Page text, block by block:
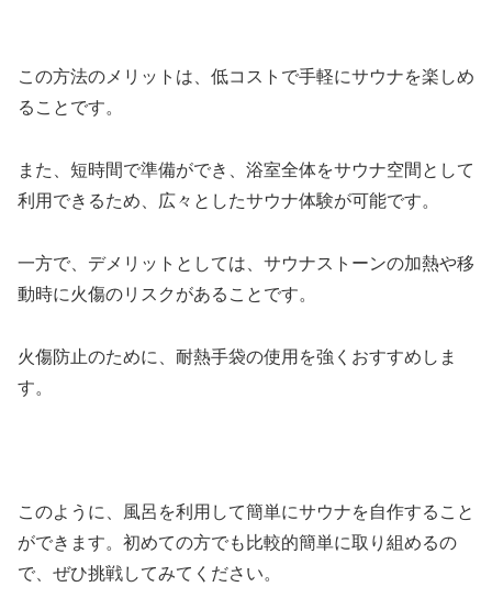
この方法のメリットは、低コストで手軽にサウナを楽しめ
ることです。
また、短時間で準備ができ、浴室全体をサウナ空間として
利用できるため、広々としたサウナ体験が可能です。
一方で、デメリットとしては、サウナストーンの加熱や移
動時に火傷のリスクがあることです。
火傷防止のために、耐熱手袋の使用を強くおすすめしま
す。
このように、風呂を利用して簡単にサウナを自作すること
ができます。初めての方でも比較的簡単に取り組めるの
で、ぜひ挑戦してみてください。